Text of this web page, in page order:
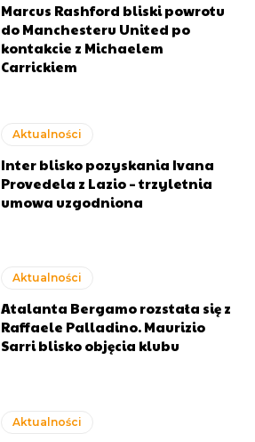
Marcus Rashford bliski powrotu
do Manchesteru United po
kontakcie z Michaelem
Carrickiem
Aktualności
Inter blisko pozyskania Ivana
Provedela z Lazio – trzyletnia
umowa uzgodniona
Aktualności
Atalanta Bergamo rozstała się z
Raffaele Palladino. Maurizio
Sarri blisko objęcia klubu
Aktualności